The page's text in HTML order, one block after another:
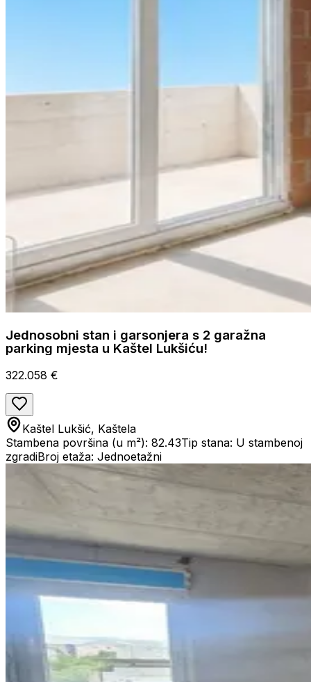
Jednosobni stan i garsonjera s 2 garažna
parking mjesta u Kaštel Lukšiću!
322.058 €
Kaštel Lukšić, Kaštela
Stambena površina (u m²): 82.43Tip stana: U stambenoj
zgradiBroj etaža: Jednoetažni